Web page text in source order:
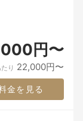
円〜
り 22,000円〜
金を見る